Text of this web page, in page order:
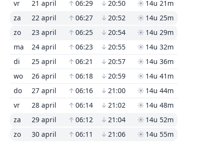
vr 21 april ↑ 06:29 ↓ 20:50 ☀ 14u 21m
za
22 april ↑ 06:27 ↓ 20:52 ☀ 14u 25m
zo
23 april ↑ 06:25 ↓ 20:54 ☀ 14u 29m
ma
24 april ↑ 06:23 ↓ 20:55 ☀ 14u 32m
di
25 april ↑ 06:21 ↓ 20:57 ☀ 14u 36m
wo
26 april ↑ 06:18 ↓ 20:59 ☀ 14u 41m
do
27 april ↑ 06:16 ↓ 21:00 ☀ 14u 44m
vr
28 april ↑ 06:14 ↓ 21:02 ☀ 14u 48m
za
29 april ↑ 06:12 ↓ 21:04 ☀ 14u 52m
zo
30 april ↑ 06:11 ↓ 21:06 ☀ 14u 55m